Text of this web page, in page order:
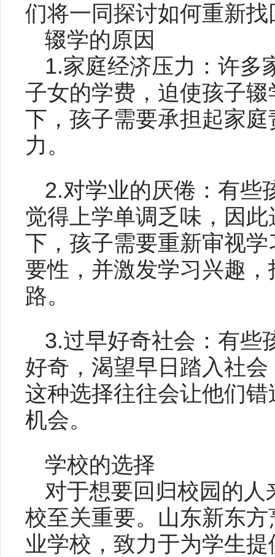
们将一同探讨如何重新
辍学的原因
1.家庭经济压力：许多
子女的学费，迫使孩子
下，孩子需要承担起家
力。
2.对学业的厌倦：有些
觉得上学单调乏味，因
下，孩子需要重新审视
要性，并激发学习兴趣
路。
3.过早好奇社会：有些
好奇，渴望早日踏入社
这种选择往往会让他们
机会。
学校的选择
对于想要回归校园的
校至关重要。山东新东
业学校，致力于为学生